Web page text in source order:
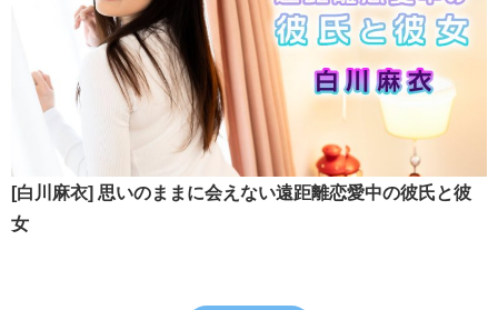
[白川麻衣] 思いのままに会えない遠距離恋愛中の彼氏と彼
女